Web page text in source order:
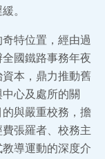
。
特位置，經由過
國鐵路事務年夜
本，鼎力推動舊
心及處所的關
與嚴重校務，擔
張羅者、校務主
導運動的深度介